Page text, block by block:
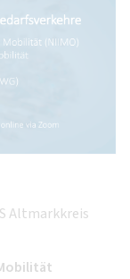
Altmarkkreis